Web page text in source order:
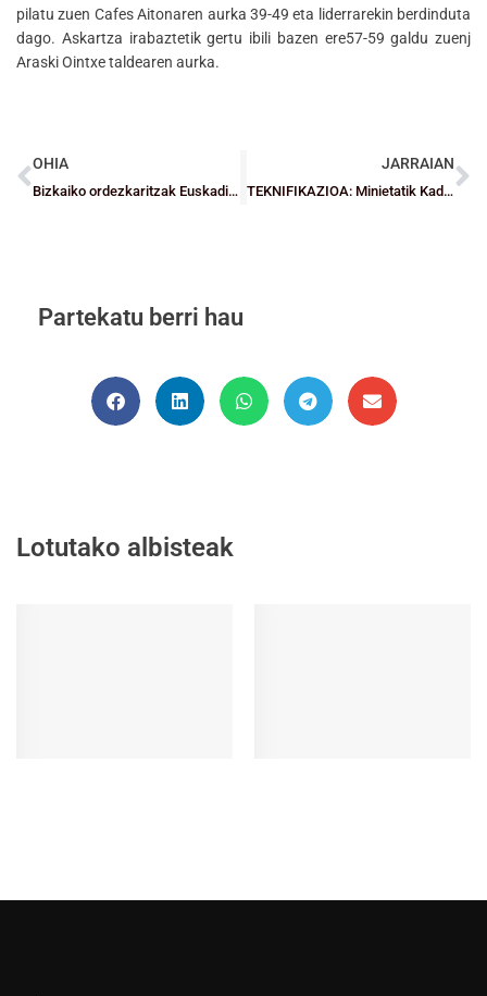
pilatu zuen Cafes Aitonaren aurka 39-49 eta liderrarekin berdinduta
dago. Askartza irabaztetik gertu ibili bazen ere57-59 galdu zuenj
Araski Ointxe taldearen aurka.
OHIA
Bizkaiko ordezkaritzak Euskadiko Minien azken prestaketan dihar du
JARRAIAN
TEKNIFIKAZIOA: Minietatik Kadeteetara aurrera jarraitzen dute eta 2007koek Topaketa izango dute
Partekatu berri hau
Lotutako albisteak